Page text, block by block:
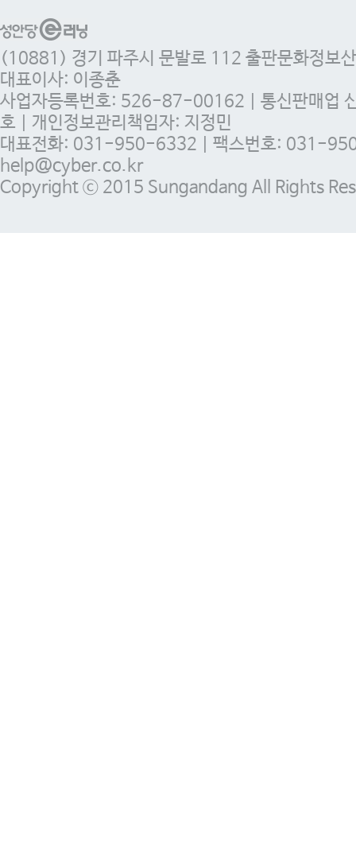
(10881) 경기 파주시 문발로 112 출판문화정보
대표이사: 이종춘
사업자등록번호: 526-87-00162 | 통신판매업
호 | 개인정보관리책임자: 지정민
대표전화: 031-950-6332 | 팩스번호: 031-
help@cyber.co.kr
Copyright ⓒ 2015 Sungandang All Rights